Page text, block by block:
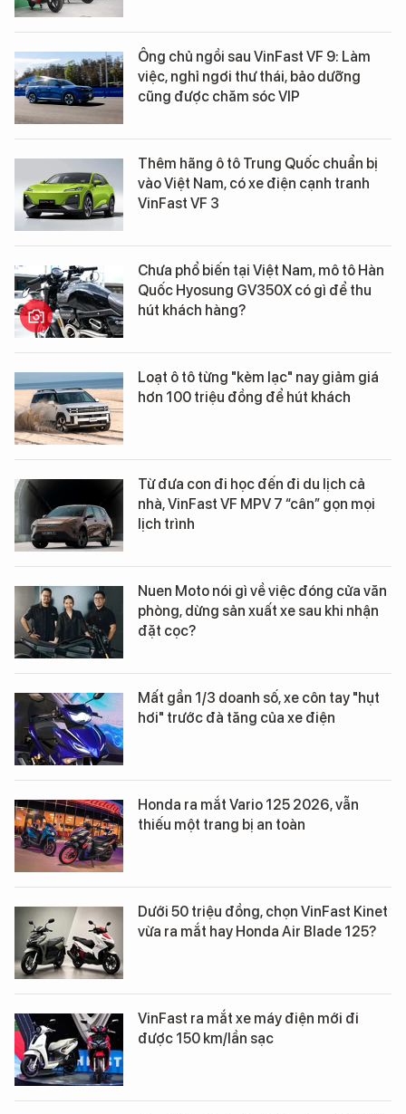
Ông chủ ngồi sau VinFast VF 9: Làm
việc, nghỉ ngơi thư thái, bảo dưỡng
cũng được chăm sóc VIP
Thêm hãng ô tô Trung Quốc chuẩn bị
vào Việt Nam, có xe điện cạnh tranh
VinFast VF 3
Chưa phổ biến tại Việt Nam, mô tô Hàn
Quốc Hyosung GV350X có gì để thu
hút khách hàng?
Loạt ô tô từng "kèm lạc" nay giảm giá
hơn 100 triệu đồng để hút khách
Từ đưa con đi học đến đi du lịch cả
nhà, VinFast VF MPV 7 “cân” gọn mọi
lịch trình
Nuen Moto nói gì về việc đóng cửa văn
phòng, dừng sản xuất xe sau khi nhận
đặt cọc?
Mất gần 1/3 doanh số, xe côn tay "hụt
hơi" trước đà tăng của xe điện
Honda ra mắt Vario 125 2026, vẫn
thiếu một trang bị an toàn
Dưới 50 triệu đồng, chọn VinFast Kinet
vừa ra mắt hay Honda Air Blade 125?
VinFast ra mắt xe máy điện mới đi
được 150 km/lần sạc